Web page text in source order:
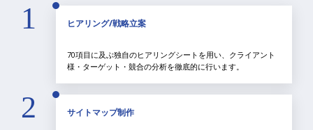
1 ヒアリング/戦略立案
70項目に及ぶ独自のヒアリングシートを用い、クライアント
様・ターゲット・競合の分析を徹底的に行います。
2 サイトマップ制作